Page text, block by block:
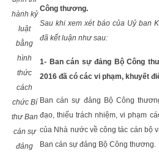
hành kỷ
luật
bằng
hình
thức
cách
chức Bí
thư Ban
cán sự
đảng
Công thương.
Sau khi xem xét báo của Uỷ ban
đã kết luận như sau:
1- Ban cán sự đảng Bộ Công
2016 đã có các vi phạm, khuyết
Ban cán sự đảng Bộ Công
đạo, thiếu trách nhiệm, vi phạm
của Nhà nước về công tác cán bộ
Ban cán sự đảng Bộ Công thương.